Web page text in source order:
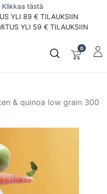
Klikkaa tästä
YLI 89 € TILAUKSIIN
YLI 59 € TILAUKSIIN
0
& quinoa low grain 300